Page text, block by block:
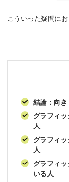
こういった疑問にお
結論：向
グラフィ
人
グラフィ
人
グラフィ
いる人